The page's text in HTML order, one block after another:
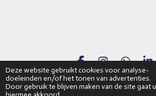
Deze website gebruikt cookies voor analyse-
doeleinden en/of het tonen van advertenties.
Door gebruik te blijven maken van de site gaat u
a
c
n
s
W
h
a
i
n
© 2022 - 2025 | NDK Marine®